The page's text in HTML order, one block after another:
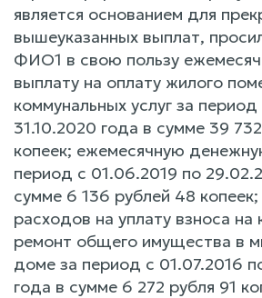
является основанием для
вышеуказанных выплат,
ФИО1 в свою пользу
выплату на оплату жилого
коммунальных услуг за
31.10.2020 года в сумме 39
копеек; ежемесячную
период с 01.06.2019 по
сумме 6 136 рублей 48
расходов на уплату взноса на
ремонт общего имущества в
доме за период с 01.07.2016
года в сумме 6 272 рубля 91